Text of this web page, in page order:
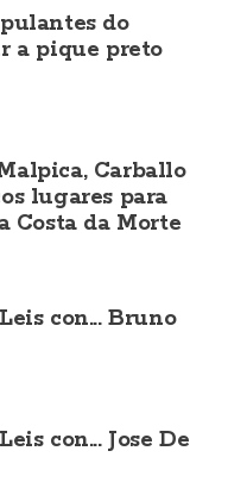
do
a pique preto
Carballo
lugares para
Costa da Morte
con... Bruno
con... Jose De